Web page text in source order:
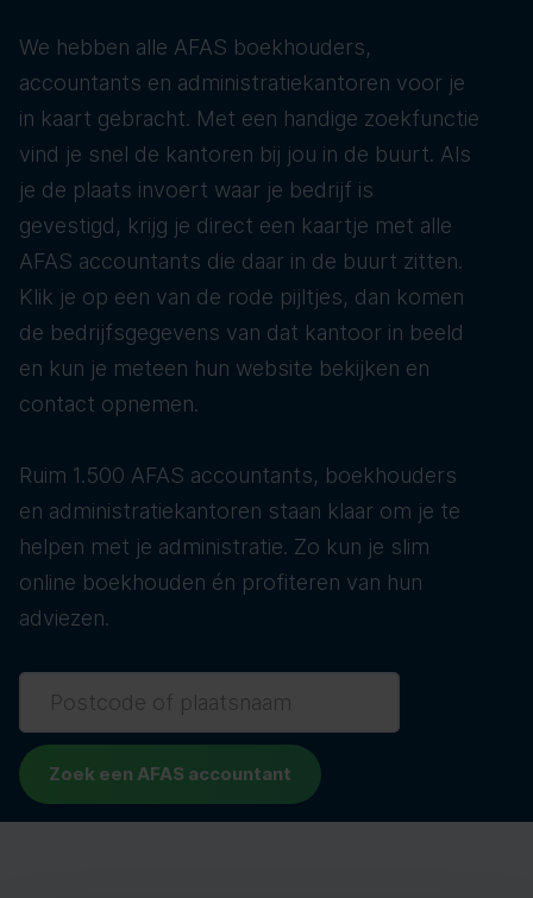
We hebben alle AFAS boekhouders,
accountants en administratiekantoren voor je
in kaart gebracht. Met een handige zoekfunctie
vind je snel de kantoren bij jou in de buurt. Als
je de plaats invoert waar je bedrijf is
gevestigd, krijg je direct een kaartje met alle
AFAS accountants die daar in de buurt zitten.
Klik je op een van de rode pijltjes, dan komen
de bedrijfsgegevens van dat kantoor in beeld
en kun je meteen hun website bekijken en
contact opnemen.
Ruim 1.500 AFAS accountants, boekhouders
en administratiekantoren staan klaar om je te
helpen met je administratie. Zo kun je slim
online boekhouden én profiteren van hun
adviezen.